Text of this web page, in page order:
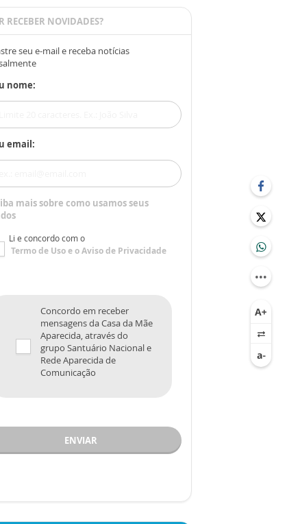
RECEBER NOVIDADES?
seu e-mail e receba notícias
nome:
email:
mais sobre como usamos seus
Li e concordo com o
Termo de Usoe oAviso de Privacidade
Concordo em receber
mensagens da Casa da Mãe
Aparecida, através do
grupo Santuário Nacional e
Rede Aparecida de
Comunicação
ENVIAR